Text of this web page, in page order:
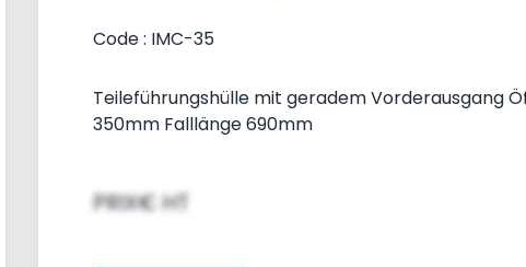
Code : IMC-35
Teileführungshülle mit geradem Vorderausgang
350mm Falllänge 690mm
PRIX€ HT